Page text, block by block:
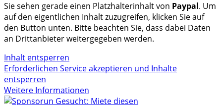
Sie sehen gerade einen Platzhalterinhalt von Paypal. Um
auf den eigentlichen Inhalt zuzugreifen, klicken Sie auf
den Button unten. Bitte beachten Sie, dass dabei Daten
an Drittanbieter weitergegeben werden.
Inhalt entsperren
Erforderlichen Service akzeptieren und Inhalte
entsperren
Weitere Informationen